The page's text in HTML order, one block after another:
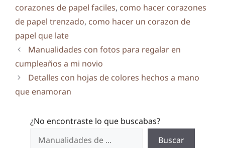
corazones de papel faciles, como hacer corazones
de papel trenzado, como hacer un corazon de
papel que late
Manualidades con fotos para regalar en
cumpleaños a mi novio
Detalles con hojas de colores hechos a mano
que enamoran
¿No encontraste lo que buscabas?
Buscar